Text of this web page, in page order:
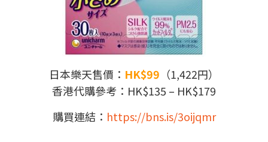
日本樂天售價： HK$99 （1,422円）
香港代購參考：HK$135 – HK$179
購買連結： https://bns.is/3oijqmr